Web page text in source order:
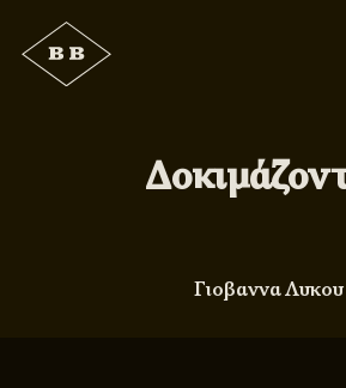
Γιοβαννα Λυκου